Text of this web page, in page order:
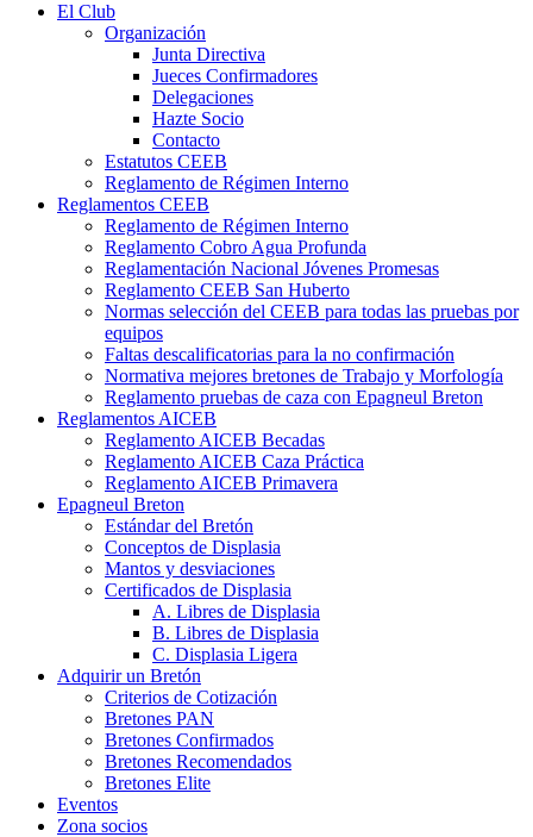
El Club
Organización
Junta Directiva
Jueces Confirmadores
Delegaciones
Hazte Socio
Contacto
Estatutos CEEB
Reglamento de Régimen Interno
Reglamentos CEEB
Reglamento de Régimen Interno
Reglamento Cobro Agua Profunda
Reglamentación Nacional Jóvenes Promesas
Reglamento CEEB San Huberto
Normas selección del CEEB para todas las pruebas por
equipos
Faltas descalificatorias para la no confirmación
Normativa mejores bretones de Trabajo y Morfología
Reglamento pruebas de caza con Epagneul Breton
Reglamentos AICEB
Reglamento AICEB Becadas
Reglamento AICEB Caza Práctica
Reglamento AICEB Primavera
Epagneul Breton
Estándar del Bretón
Conceptos de Displasia
Mantos y desviaciones
Certificados de Displasia
A. Libres de Displasia
B. Libres de Displasia
C. Displasia Ligera
Adquirir un Bretón
Criterios de Cotización
Bretones PAN
Bretones Confirmados
Bretones Recomendados
Bretones Elite
Eventos
Zona socios